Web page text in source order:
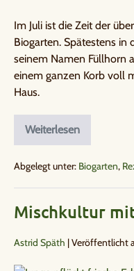
Im Juli ist die Zeit der
Biogarten. Spätestens in
seinem Namen Füllhorn
einem ganzen Korb voll
Haus.
Weiterlesen
Abgelegt unter: Biogarten,
Mischkultur
Astrid Späth |Veröffentlicht